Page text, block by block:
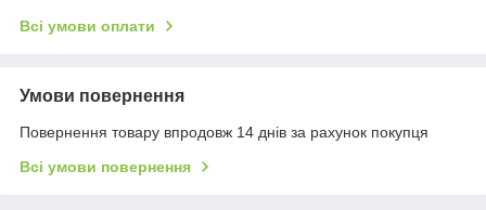
Всі умови оплати
Умови повернення
Повернення товару впродовж 14 днів за рахунок покупця
Всі умови повернення